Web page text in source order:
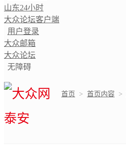
山东24小时
大众论坛客户端
用户登录
大众邮箱
大众论坛
无障碍
首页 > 首页内容 >